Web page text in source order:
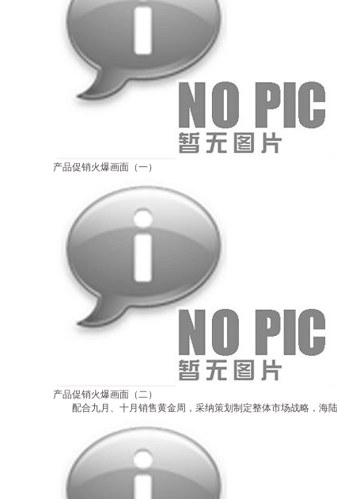
产品促销火爆画面（一）
产品促销火爆画面（二）
配合九月、十月销售黄金周，采纳策划制定整体市场战略，海陆